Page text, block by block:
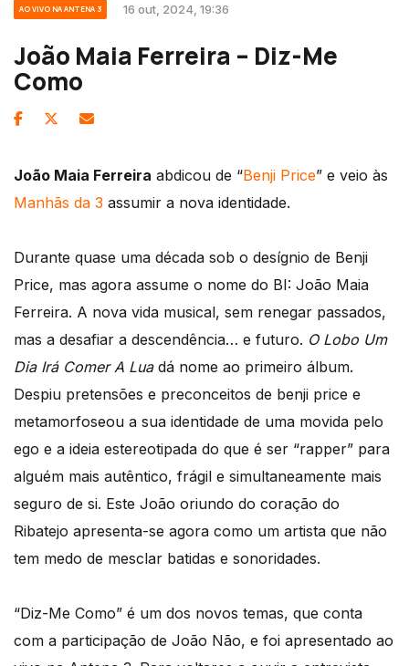
AO VIVO NA ANTENA 3 16 out, 2024, 19:36
João Maia Ferreira – Diz-Me
Como
João Maia Ferreira abdicou de “Benji Price” e veio às
Manhãs da 3 assumir a nova identidade.
Durante quase uma década sob o desígnio de Benji
Price, mas agora assume o nome do BI: João Maia
Ferreira. A nova vida musical, sem renegar passados,
mas a desafiar a descendência… e futuro. O Lobo Um
Dia Irá Comer A Luadá nome ao primeiro álbum.
Despiu pretensões e preconceitos de benji price e
metamorfoseou a sua identidade de uma movida pelo
ego e a ideia estereotipada do que é ser “rapper” para
alguém mais autêntico, frágil e simultaneamente mais
seguro de si. Este João oriundo do coração do
Ribatejo apresenta-se agora como um artista que não
tem medo de mesclar batidas e sonoridades.
“Diz-Me Como” é um dos novos temas, que conta
com a participação de João Não, e foi apresentado ao